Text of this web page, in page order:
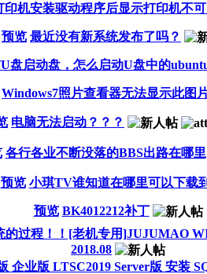
印机安装驱动程序后显示打印机不
预览 最近没有新系统发布了吗？
盘启动盘，怎么启动U盘中的
Windows7照片查看器无法显示此图
电脑无法启动？？？
各行各业不断没落的BBS出路在哪里
预览 小琪TV谁知道在哪里可以下载
预览 BK4012212补丁
的过程！！[老机专用]JUJUMAO
2018.08
企业版 LTSC2019 Server版 安装